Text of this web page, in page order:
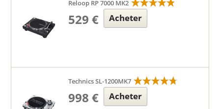
Reloop RP 7000 MK2
529 € Acheter
Technics SL-1200MK7
998 € Acheter